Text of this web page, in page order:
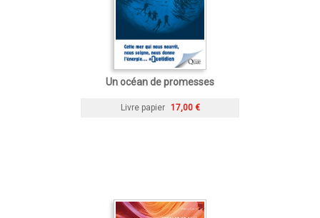
Un océan de promesses
Livre papier 17,00 €